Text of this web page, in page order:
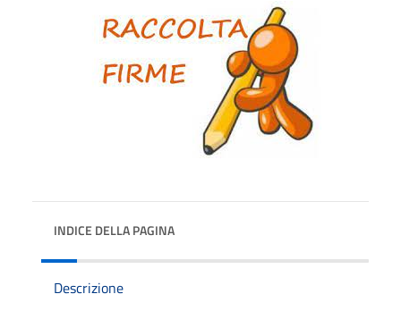
INDICE DELLA PAGINA
Descrizione